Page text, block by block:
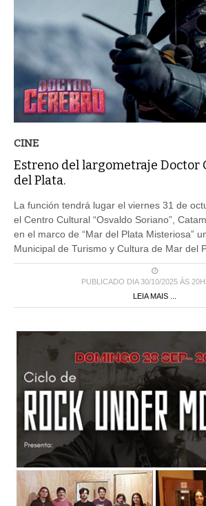
CINE
Estreno del largometraje Doctor
del Plata.
La función tendrá lugar el viernes 31 de
el Centro Cultural “Osvaldo Soriano”,
en el marco de “Mar del Plata Misteriosa”
Municipal de Turismo y Cultura de Mar del
PUBLICADO DIA 30/10/2025 ÀS
LEIA MAIS ...